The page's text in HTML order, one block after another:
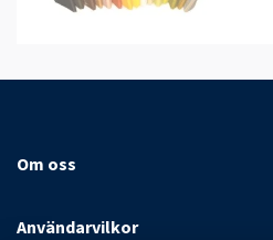
Om oss
Användarvilkor